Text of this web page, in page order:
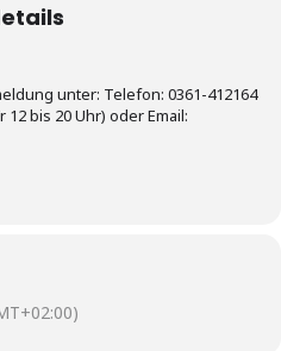
unter: Telefon: 0361-412164
12 bis 20 Uhr) oder Email: